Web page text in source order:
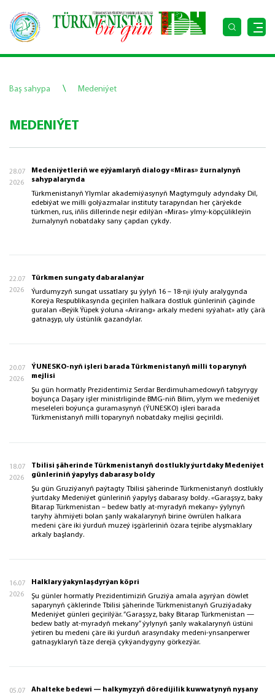
Baş sahypa \ Medeniýet
MEDENIÝET
28.07
2026
Medeniýetleriň we eýýamlaryň dialogy «Miras» žurnalynyň
sahypalarynda
Türkmenistanyň Ylymlar akademiýasynyň Magtymguly adyndaky Dil,
edebiýat we milli golýazmalar instituty tarapyndan her çärýekde
türkmen, rus, iňlis dillerinde neşir edilýän «Miras» ylmy-köpçülikleýin
žurnalynyň nobatdaky sany çapdan çykdy.
22.07
2026
Türkmen sungaty dabaralanýar
Ýurdumyzyň sungat ussatlary şu ýylyň 16 – 18-nji iýuly aralygynda
Koreýa Respublikasynda geçirilen halkara dostluk günleriniň çäginde
guralan «Beýik Ýüpek ýoluna «Arirang» arkaly medeni syýahat» atly çärä
gatnaşyp, uly üstünlik gazandylar.
20.07
2026
ÝUNESKO-nyň işleri barada Türkmenistanyň milli toparynyň
mejlisi
Şu gün hormatly Prezidentimiz Serdar Berdimuhamedowyň tabşyrygy
boýunça Daşary işler ministrliginde BMG-niň Bilim, ylym we medeniýet
meseleleri boýunça guramasynyň (ÝUNESKO) işleri barada
Türkmenistanyň milli toparynyň nobatdaky mejlisi geçirildi.
18.07
2026
Tbilisi şäherinde Türkmenistanyň dostlukly ýurtdaky Medeniýet
günleriniň ýapylyş dabarasy boldy
Şu gün Gruziýanyň paýtagty Tbilisi şäherinde Türkmenistanyň dostlukly
ýurtdaky Medeniýet günleriniň ýapylyş dabarasy boldy. «Garaşsyz, baky
Bitarap Türkmenistan – bedew batly at-myradyň mekany» ýylynyň
taryhy ähmiýeti bolan şanly wakalarynyň birine öwrülen halkara
medeni çäre iki ýurduň muzeý işgärleriniň özara tejribe alyşmaklary
arkaly başlandy.
16.07
2026
Halklary ýakynlaşdyrýan köpri
Şu günler hormatly Prezidentimiziň Gruziýa amala aşyrýan döwlet
saparynyň çäklerinde Tbilisi şäherinde Türkmenistanyň Gruziýadaky
Medeniýet günleri geçirilýär. “Garaşsyz, baky Bitarap Türkmenistan —
bedew batly at-myradyň mekany” ýylynyň şanly wakalarynyň üstüni
ýetiren bu medeni çäre iki ýurduň arasyndaky medeni-ynsanperwer
gatnaşyklaryň täze derejä çykýandygyny görkezýär.
05.07
Ahalteke bedewi — halkymyzyň döredijilik kuwwatynyň nyşany